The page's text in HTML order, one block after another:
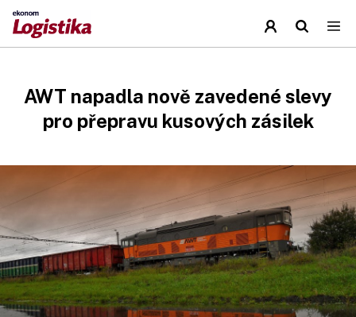
AWT napadla nově zavedené slevy
pro přepravu kusových zásilek